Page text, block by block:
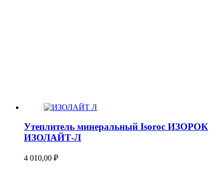
Утеплитель минеральный Isoroc ИЗОРОК
ИЗОЛАЙТ-Л
4 010,00 ₽